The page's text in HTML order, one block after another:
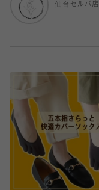
仙台セルバ店